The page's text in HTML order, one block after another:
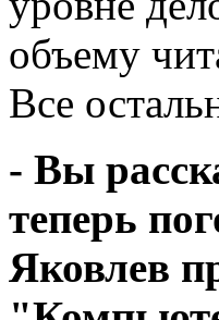
объему
Все
- Вы
теперь
Яковлев